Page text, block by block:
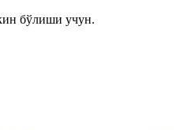
бўлиши учун.